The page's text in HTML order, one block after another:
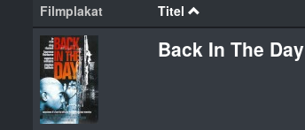
Filmplakat Titel
Back In The Day